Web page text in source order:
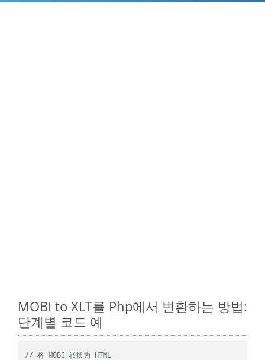
MOBI to XLT를 Php에서 변환하는 방법:
단계별 코드 예
// 将 MOBI 转换为 HTML